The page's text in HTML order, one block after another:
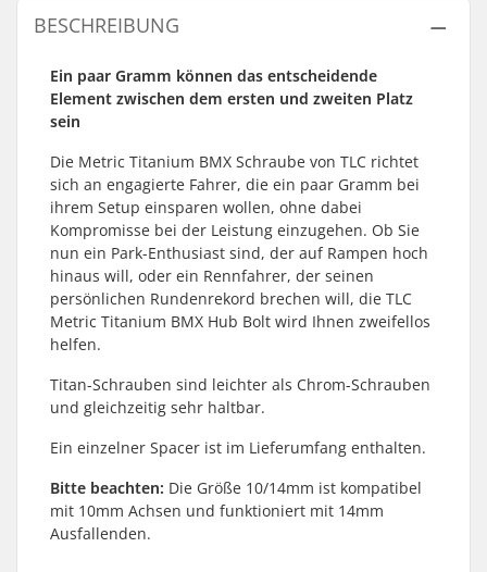
BESCHREIBUNG
Ein paar Gramm können das entscheidende
Element zwischen dem ersten und zweiten Platz
sein
Die Metric Titanium BMX Schraube von TLC richtet
sich an engagierte Fahrer, die ein paar Gramm bei
ihrem Setup einsparen wollen, ohne dabei
Kompromisse bei der Leistung einzugehen. Ob Sie
nun ein Park-Enthusiast sind, der auf Rampen hoch
hinaus will, oder ein Rennfahrer, der seinen
persönlichen Rundenrekord brechen will, die TLC
Metric Titanium BMX Hub Bolt wird Ihnen zweifellos
helfen.
Titan-Schrauben sind leichter als Chrom-Schrauben
und gleichzeitig sehr haltbar.
Ein einzelner Spacer ist im Lieferumfang enthalten.
Bitte beachten: Die Größe 10/14mm ist kompatibel
mit 10mm Achsen und funktioniert mit 14mm
Ausfallenden.